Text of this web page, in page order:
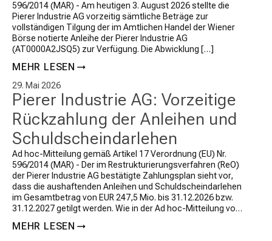
596/2014 (MAR) - Am heutigen 3. August 2026 stellte die
Pierer Industrie AG vorzeitig sämtliche Beträge zur
vollständigen Tilgung der im Amtlichen Handel der Wiener
Börse notierte Anleihe der Pierer Industrie AG
(AT0000A2JSQ5) zur Verfügung. Die Abwicklung […]
MEHR LESEN
29. Mai 2026
Pierer Industrie AG: Vorzeitige
Rückzahlung der Anleihen und
Schuldscheindarlehen
Ad hoc-Mitteilung gemäß Artikel 17 Verordnung (EU) Nr.
596/2014 (MAR) - Der im Restrukturierungsverfahren (ReO)
der Pierer Industrie AG bestätigte Zahlungsplan sieht vor,
dass die aushaftenden Anleihen und Schuldscheindarlehen
im Gesamtbetrag von EUR 247,5 Mio. bis 31.12.2026 bzw.
31.12.2027 getilgt werden. Wie in der Ad hoc-Mitteilung vom
MEHR LESEN